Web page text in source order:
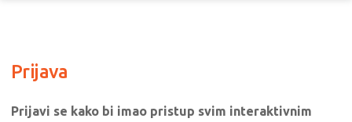
Prijava
Prijavi se kako bi imao pristup svim interaktivnim